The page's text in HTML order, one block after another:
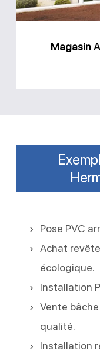
Magasin
Pose PVC
Achat
écologique.
Installation
Vente
qualité.
Installation